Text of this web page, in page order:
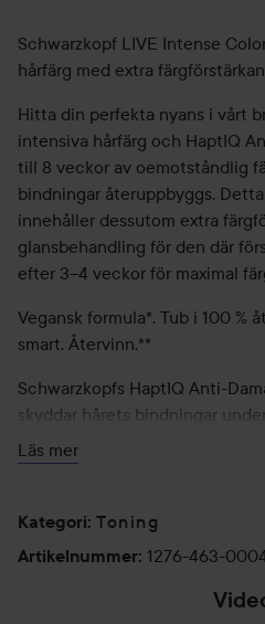
Schwarzkopf LIVE Intense
hårfärg med extra
Hitta din perfekta nyans i vårt
intensiva hårfärg och HaptIQ
till 8 veckor av oemotståndlig
bindningar återuppbyggs.
innehåller dessutom extra
glansbehandling för den där
efter 3–4 veckor för maximal
Vegansk formula*. Tub i 100 %
smart. Återvinn.**
Schwarzkopfs HaptIQ Anti-
skyddar hårets bindningar
mikrobindningar i håret
skyddande lager efter färgning,
Enkel applicering:
Läs mer
Kategori: Toning
Artikelnummer: 1276-463-